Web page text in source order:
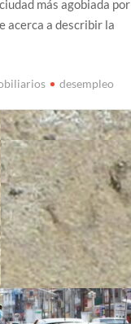
más agobiada por
acerca a describir la
desempleo